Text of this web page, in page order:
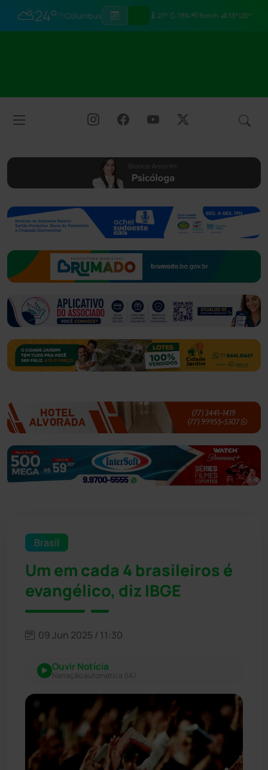
⛅24° Columbus 27° 78% 6km/h 33°/20°
Brasil
Um em cada 4 brasileiros é
evangélico, diz IBGE
09 Jun 2025 / 11:30
Ouvir Notícia
Narração automática (IA)